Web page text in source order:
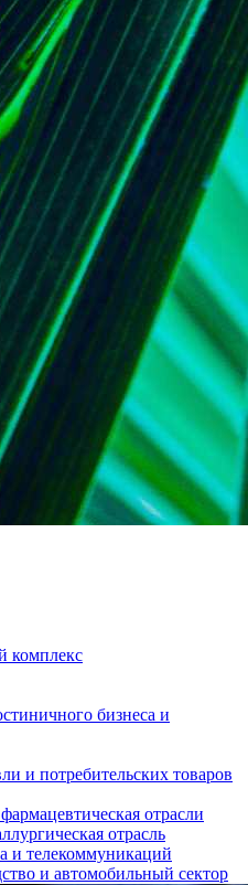
комплекс
бизнеса и
и потребительских товаров
отрасли
отрасль
и телекоммуникаций
и автомобильный сектор